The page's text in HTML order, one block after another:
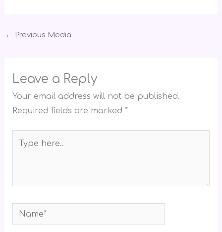
← Previous Media
Leave a Reply
Your email address will not be published.
Required fields are marked *
here..
Name*